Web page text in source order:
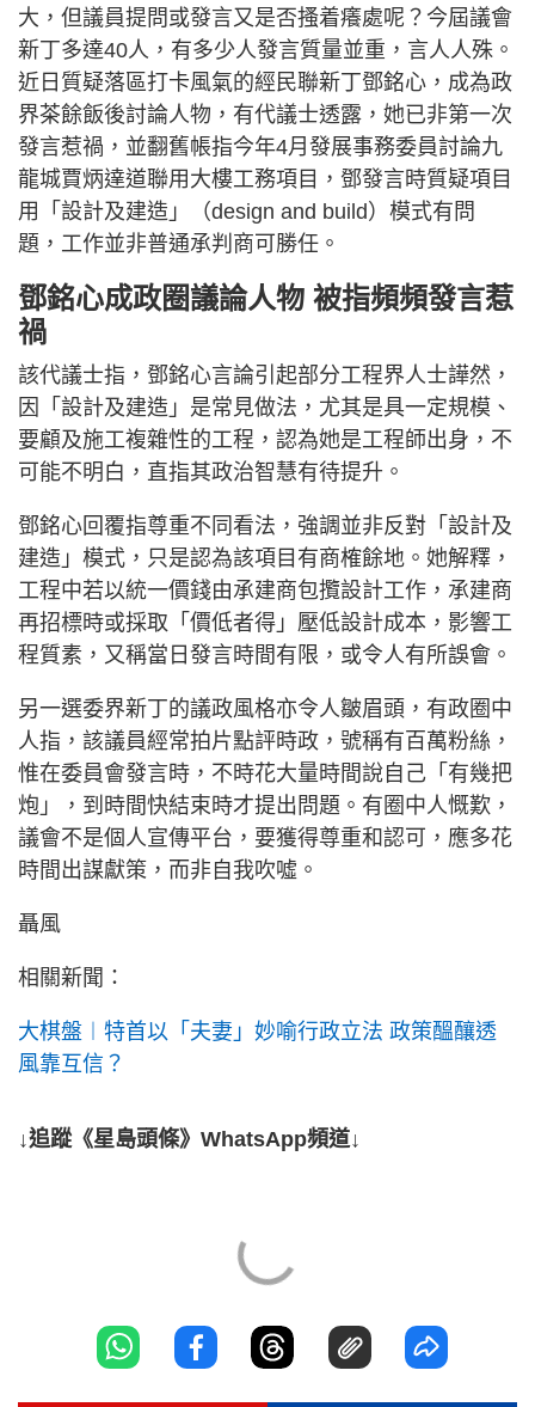
大，但議員提問或發言又是否搔着癢處呢？今屆議會
新丁多達40人，有多少人發言質量並重，言人人殊。
近日質疑落區打卡風氣的經民聯新丁鄧銘心，成為政
界茶餘飯後討論人物，有代議士透露，她已非第一次
發言惹禍，並翻舊帳指今年4月發展事務委員討論九
龍城賈炳達道聯用大樓工務項目，鄧發言時質疑項目
用「設計及建造」（design and build）模式有問
題，工作並非普通承判商可勝任。
鄧銘心成政圈議論人物 被指頻頻發言惹
禍
該代議士指，鄧銘心言論引起部分工程界人士譁然，
因「設計及建造」是常見做法，尤其是具一定規模、
要顧及施工複雜性的工程，認為她是工程師出身，不
可能不明白，直指其政治智慧有待提升。
鄧銘心回覆指尊重不同看法，強調並非反對「設計及
建造」模式，只是認為該項目有商榷餘地。她解釋，
工程中若以統一價錢由承建商包攬設計工作，承建商
再招標時或採取「價低者得」壓低設計成本，影響工
程質素，又稱當日發言時間有限，或令人有所誤會。
另一選委界新丁的議政風格亦令人皺眉頭，有政圈中
人指，該議員經常拍片點評時政，號稱有百萬粉絲，
惟在委員會發言時，不時花大量時間說自己「有幾把
炮」，到時間快結束時才提出問題。有圈中人慨歎，
議會不是個人宣傳平台，要獲得尊重和認可，應多花
時間出謀獻策，而非自我吹噓。
聶風
相關新聞：
大棋盤︱特首以「夫妻」妙喻行政立法 政策醞釀透
風靠互信？
↓追蹤《星島頭條》WhatsApp頻道↓